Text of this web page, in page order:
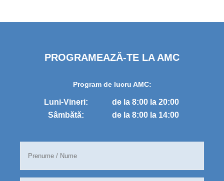
PROGRAMEAZĂ-TE LA AMC
Program de lucru AMC:
Luni-Vineri:
de la 8:00 la 20:00
Sâmbătă:
de la 8:00 la 14:00